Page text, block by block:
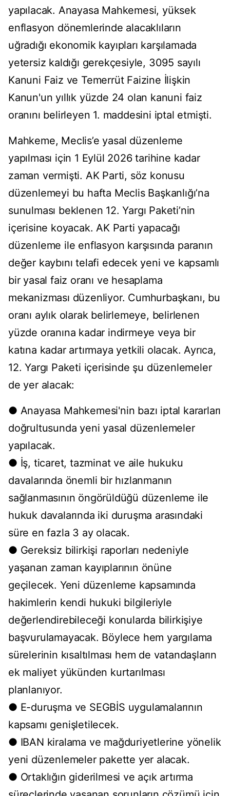
yapılacak. Anayasa Mahkemesi, yüksek
enflasyon dönemlerinde alacaklıların
uğradığı ekonomik kayıpları karşılamada
yetersiz kaldığı gerekçesiyle, 3095 sayılı
Kanuni Faiz ve Temerrüt Faizine İlişkin
Kanun'un yıllık yüzde 24 olan kanuni faiz
oranını belirleyen 1. maddesini iptal etmişti.
Mahkeme, Meclis’e yasal düzenleme
yapılması için 1 Eylül 2026 tarihine kadar
zaman vermişti. AK Parti, söz konusu
düzenlemeyi bu hafta Meclis Başkanlığı’na
sunulması beklenen 12. Yargı Paketi’nin
içerisine koyacak. AK Parti yapacağı
düzenleme ile enflasyon karşısında paranın
değer kaybını telafi edecek yeni ve kapsamlı
bir yasal faiz oranı ve hesaplama
mekanizması düzenliyor. Cumhurbaşkanı, bu
oranı aylık olarak belirlemeye, belirlenen
yüzde oranına kadar indirmeye veya bir
katına kadar artırmaya yetkili olacak. Ayrıca,
12. Yargı Paketi içerisinde şu düzenlemeler
de yer alacak:
● Anayasa Mahkemesi'nin bazı iptal kararları
doğrultusunda yeni yasal düzenlemeler
yapılacak.
● İş, ticaret, tazminat ve aile hukuku
davalarında önemli bir hızlanmanın
sağlanmasının öngörüldüğü düzenleme ile
hukuk davalarında iki duruşma arasındaki
süre en fazla 3 ay olacak.
● Gereksiz bilirkişi raporları nedeniyle
yaşanan zaman kayıplarının önüne
geçilecek. Yeni düzenleme kapsamında
hakimlerin kendi hukuki bilgileriyle
değerlendirebileceği konularda bilirkişiye
başvurulamayacak. Böylece hem yargılama
sürelerinin kısaltılması hem de vatandaşların
ek maliyet yükünden kurtarılması
planlanıyor.
● E-duruşma ve SEGBİS uygulamalarının
kapsamı genişletilecek.
● IBAN kiralama ve mağduriyetlerine yönelik
yeni düzenlemeler pakette yer alacak.
● Ortaklığın giderilmesi ve açık artırma